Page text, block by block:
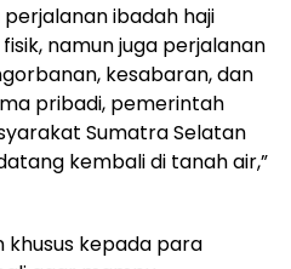
ibadah haji
namun juga perjalanan
kesabaran, dan
pribadi, pemerintah
Sumatra Selatan
kembali di tanah air,”
khusus kepada para